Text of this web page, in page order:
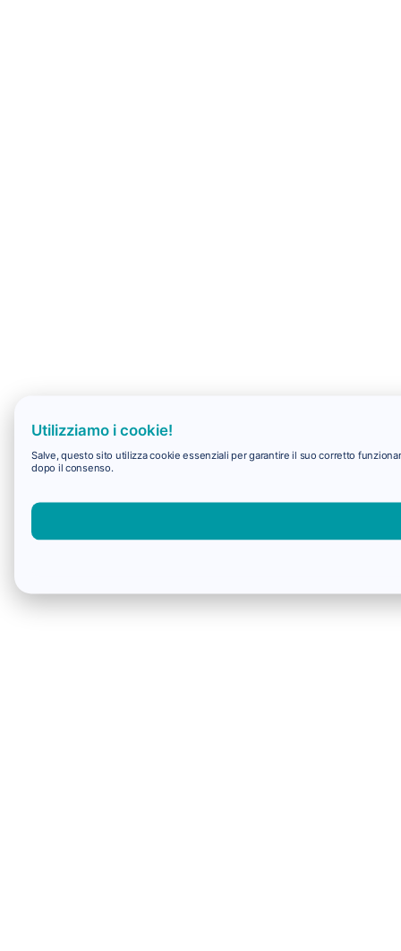
Utilizziamo i cookie!
Salve, questo sito utilizza cookie essenziali per garantire il suo corretto
dopo il consenso.